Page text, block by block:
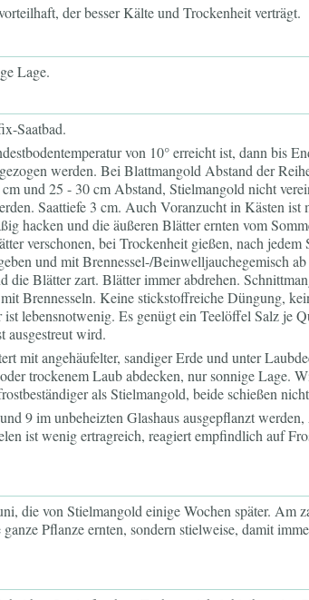
der besser Kälte und Trockenheit verträgt.
Lage.
Saatbad.
von 10° erreicht ist, dann bis
werden. Bei Blattmangold Abstand der
und 25 - 30 cm Abstand, Stielmangold nicht
Saattiefe 3 cm. Auch Voranzucht in Kästen ist
hacken und die äußeren Blätter ernten vom
verschonen, bei Trockenheit gießen, nach
und mit Brennessel-/Beinwelljauchegemisch
die Blätter zart. Blätter immer abdrehen.
Brennesseln. Keine stickstoffreiche Düngung,
lebensnotwenig. Es genügt ein Teelöffel Salz je
ausgestreut wird.
mit angehäufelter, sandiger Erde und unter
trockenem Laub abdecken, nur sonnige Lage.
als Stielmangold, beide schießen
9 im unbeheizten Glashaus ausgepflanzt
ist wenig ertragreich, reagiert empfindlich auf
die von Stielmangold einige Wochen später. Am
Pflanze ernten, sondern stielweise, damit